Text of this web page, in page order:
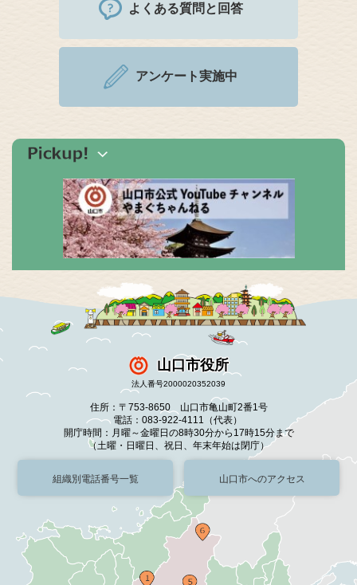
よくある質問と回答
アンケート実施中
山口市役所
法人番号2000020352039
住所：〒753-8650 山口市亀山町2番1号
電話：083-922-4111（代表）
開庁時間：月曜～金曜日の8時30分から17時15分まで
（土曜・日曜日、祝日、年末年始は閉庁）
組織別電話番号一覧 山口市へのアクセス